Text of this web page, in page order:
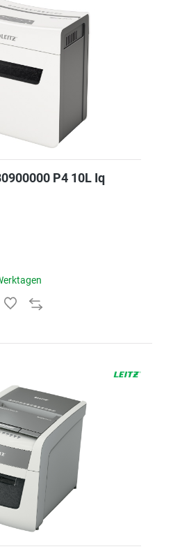
P4 10L Iq